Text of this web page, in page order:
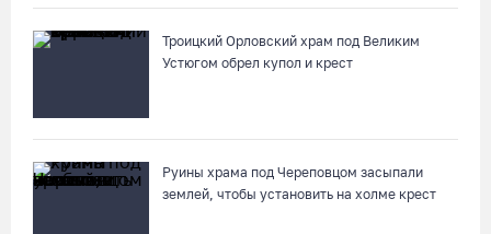
Троицкий Орловский храм под Великим
Устюгом обрел купол и крест
Руины храма под Череповцом засыпали
землей, чтобы установить на холме крест